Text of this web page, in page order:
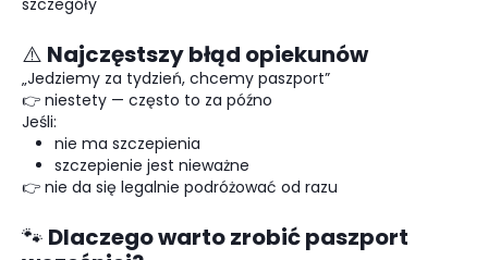
szczegóły
⚠️ Najczęstszy błąd opiekunów
„Jedziemy za tydzień, chcemy paszport”
👉 niestety — często to za późno
Jeśli:
nie ma szczepienia
szczepienie jest nieważne
👉 nie da się legalnie podróżować od razu
🐾 Dlaczego warto zrobić paszport